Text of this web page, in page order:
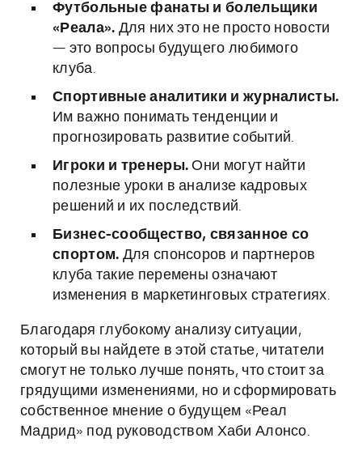
Футбольные фанаты и болельщики
«Реала». Для них это не просто новости
— это вопросы будущего любимого
клуба.
Спортивные аналитики и журналисты.
Им важно понимать тенденции и
прогнозировать развитие событий.
Игроки и тренеры. Они могут найти
полезные уроки в анализе кадровых
решений и их последствий.
Бизнес-сообщество, связанное со
спортом. Для спонсоров и партнеров
клуба такие перемены означают
изменения в маркетинговых стратегиях.
Благодаря глубокому анализу ситуации,
который вы найдете в этой статье, читатели
смогут не только лучше понять, что стоит за
грядущими изменениями, но и сформировать
собственное мнение о будущем «Реал
Мадрид» под руководством Хаби Алонсо.